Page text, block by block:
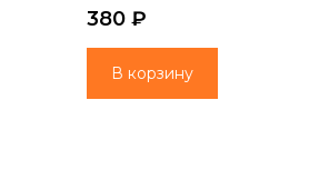
380 ₽
В корзину